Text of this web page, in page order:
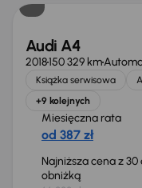
Audi A4
2018150 329 km
Książka serwisowa
+9 kolejnych
Miesięczna rata
od 387 zł
Najniższa cena z
obniżką